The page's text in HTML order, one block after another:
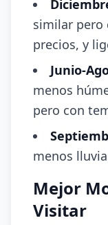
similar pero
precios, y
Junio-
menos
pero con
menos
Mejor
Visitar